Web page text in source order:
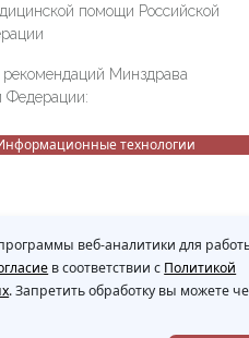
помощи Российской
рекомендаций Минздрава
Федерации:
технологии
веб-аналитики для
в соответствии с Политикой
. Запретить обработку вы можете